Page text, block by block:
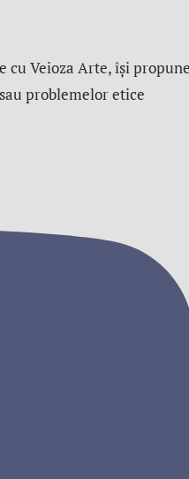
cu Veioza Arte, își
problemelor etice